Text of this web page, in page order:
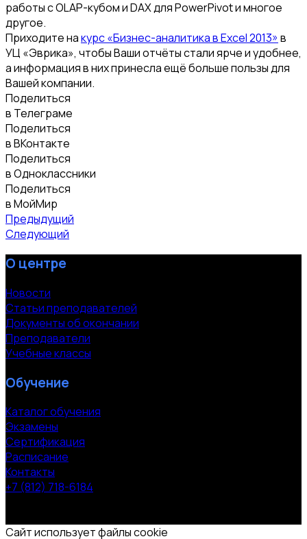
работы с OLAP-кубом и DAX для PowerPivot и многое
другое.
Приходите накурс «Бизнес-аналитика в Excel 2013»в
УЦ «Эврика», чтобы Ваши отчёты стали ярче и удобнее,
а информация в них принесла ещё больше пользы для
Вашей компании.
Поделиться
в Телеграме
Поделиться
в ВКонтакте
Поделиться
в Одноклассники
Поделиться
в МойМир
Предыдущий
Следующий
О центре
Новости
Статьи преподавателей
Документы об окончании
Преподаватели
Учебные классы
Обучение
Каталог обучения
Экзамены
Сертификация
Расписание
Контакты
+7 (812) 718-6184
Сайт использует файлы cookie